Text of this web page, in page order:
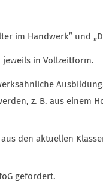
im Handwerk” und
jeweils in Vollzeitform.
z. B. aus einem
den aktuellen
gefördert.